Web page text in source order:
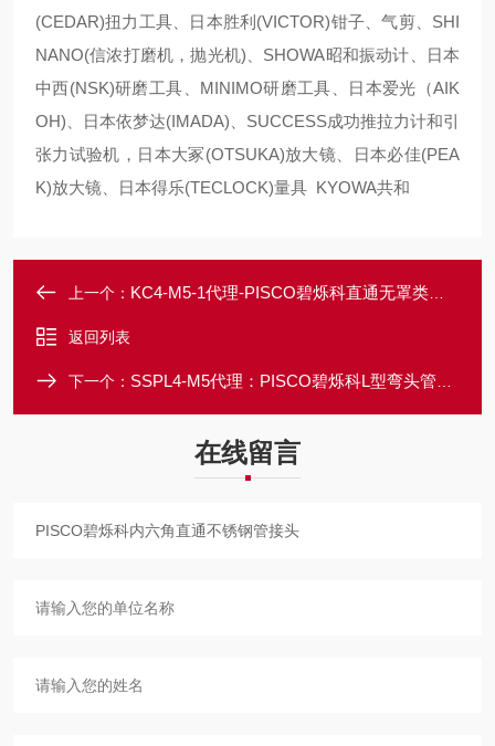
(CEDAR)扭力工具、日本胜利(VICTOR)钳子、气剪、SHI
NANO(信浓打磨机，抛光机)、SHOWA昭和振动计、日本
中西(NSK)研磨工具、MINIMO研磨工具、日本爱光（AIK
OH)、日本依梦达(IMADA)、SUCCESS成功推拉力计和引
张力试验机，日本大冢(OTSUKA)放大镜、日本必佳(PEA
K)放大镜、日本得乐(TECLOCK)量具 KYOWA共和
上一个： KC4-M5-1代理-PISCO碧烁科直通无罩类型黄铜管接头
返回列表
下一个： SSPL4-M5代理：PISCO碧烁科L型弯头管接头不锈钢型
在线留言